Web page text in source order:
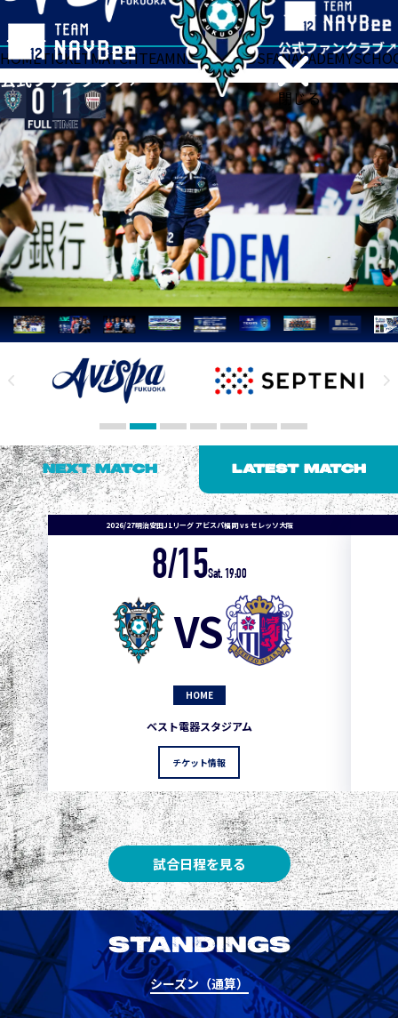
閉じる
HOMETICKETMATCHTEAMNEWSGOODSFANACADEMY
NEXT MATCH LATEST MATCH
2026/27明治安田J1リーグ アビスパ福岡 vs セレッソ大阪
8/15Sat. 19:00
VS
HOME
ベスト電器スタジアム
チケット情報
試合日程を見る
STANDINGS
シーズン（通算）
1
2 0
3 3 1 0 0
3
5 3
5 3 1
5
8 清水 3 1 0 0 1
8 神戸 3 1 0 1
10 東京Ｖ 1 0 1 0 0
10 川崎Ｆ 1 0 1 0
12 浦和 0 0 0 1 -1
横浜FM 0 0 1 -1